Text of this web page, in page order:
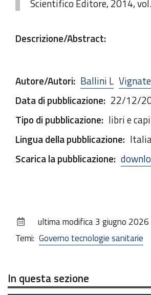
Scientifico Editore, 2014,
Descrizione/Abstract:
Autore/Autori: Ballini L
Data di pubblicazione: 22/12/
Tipo di pubblicazione: libri e
Lingua della pubblicazione:
Scarica la pubblicazione:
documentoultima modifica3 giugno
Temi: Governo tecnologie sanitarie
In questa sezione